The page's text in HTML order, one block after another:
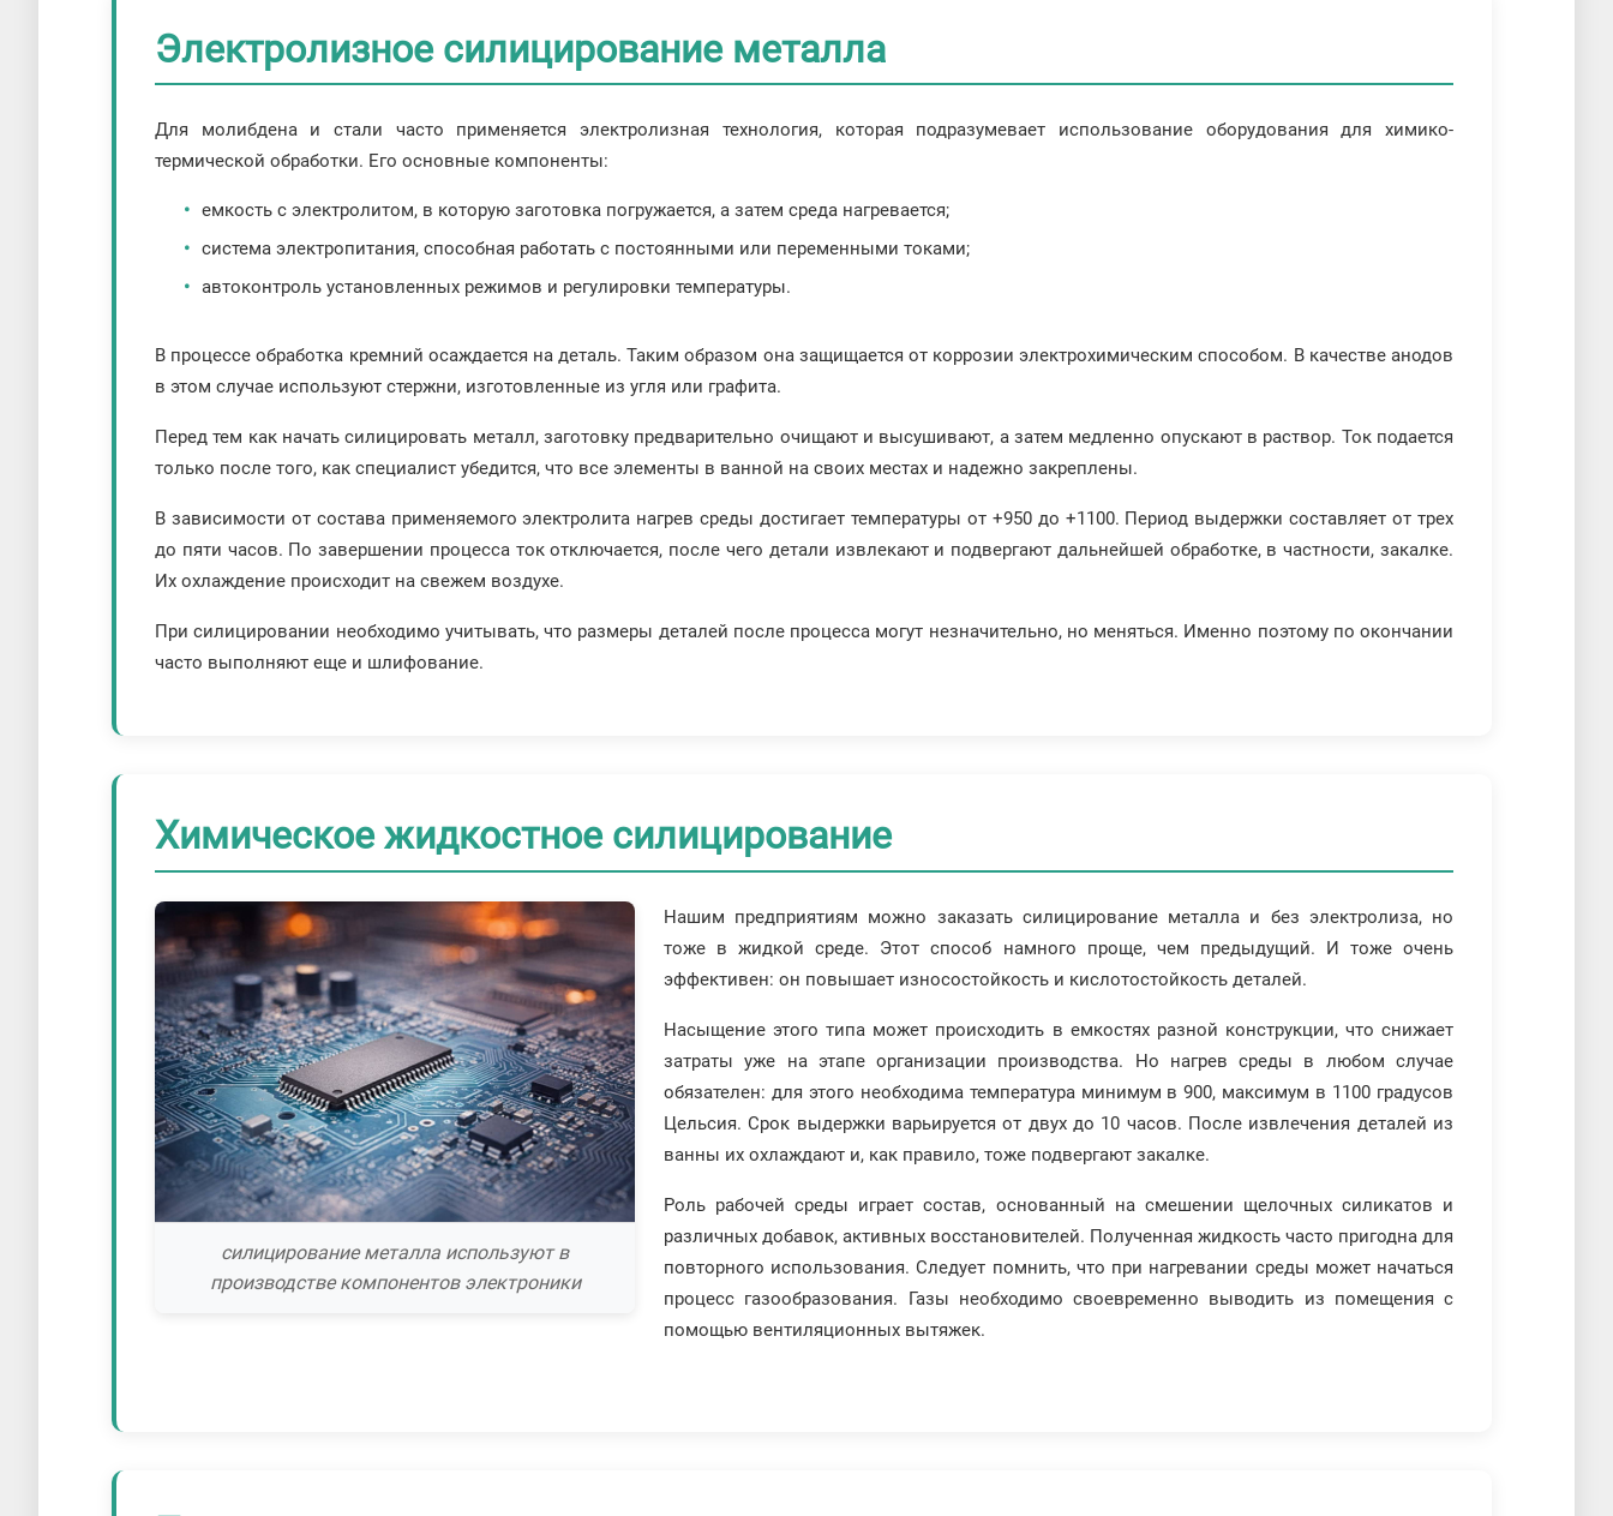
Электролизное силицирование металла
Для молибдена и стали часто применяется электролизная технология, которая подразумевает использование оборудования для химико-
термической обработки. Его основные компоненты:
емкость с электролитом, в которую заготовка погружается, а затем среда нагревается;
система электропитания, способная работать с постоянными или переменными токами;
автоконтроль установленных режимов и регулировки температуры.
В процессе обработка кремний осаждается на деталь. Таким образом она защищается от коррозии электрохимическим способом. В качестве анодов
в этом случае используют стержни, изготовленные из угля или графита.
Перед тем как начать силицировать металл, заготовку предварительно очищают и высушивают, а затем медленно опускают в раствор. Ток подается
только после того, как специалист убедится, что все элементы в ванной на своих местах и надежно закреплены.
В зависимости от состава применяемого электролита нагрев среды достигает температуры от +950 до +1100. Период выдержки составляет от трех
до пяти часов. По завершении процесса ток отключается, после чего детали извлекают и подвергают дальнейшей обработке, в частности, закалке.
Их охлаждение происходит на свежем воздухе.
При силицировании необходимо учитывать, что размеры деталей после процесса могут незначительно, но меняться. Именно поэтому по окончании
часто выполняют еще и шлифование.
Химическое жидкостное силицирование
силицирование металла используют в
производстве компонентов электроники
Нашим предприятиям можно заказать силицирование металла и без электролиза, но
тоже в жидкой среде. Этот способ намного проще, чем предыдущий. И тоже очень
эффективен: он повышает износостойкость и кислотостойкость деталей.
Насыщение этого типа может происходить в емкостях разной конструкции, что снижает
затраты уже на этапе организации производства. Но нагрев среды в любом случае
обязателен: для этого необходима температура минимум в 900, максимум в 1100 градусов
Цельсия. Срок выдержки варьируется от двух до 10 часов. После извлечения деталей из
ванны их охлаждают и, как правило, тоже подвергают закалке.
Роль рабочей среды играет состав, основанный на смешении щелочных силикатов и
различных добавок, активных восстановителей. Полученная жидкость часто пригодна для
повторного использования. Следует помнить, что при нагревании среды может начаться
процесс газообразования. Газы необходимо своевременно выводить из помещения с
помощью вентиляционных вытяжек.